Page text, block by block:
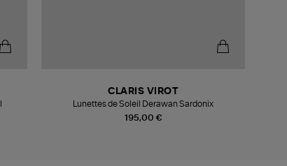
195,00 €
CLARIS VIROT
Lunettes de Soleil Derawan Sardonix